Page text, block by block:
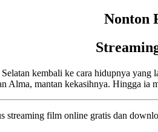
Nonton
Selatan kembali ke cara hidupnya yang
Alma, mantan kekasihnya. Hingga ia
streaming film online gratis dan